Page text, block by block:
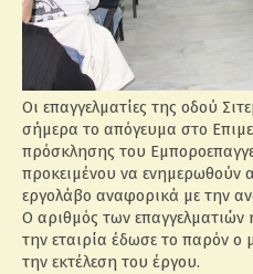
Οι επαγγελματίες της οδού
σήμερα το απόγευμα στο
πρόσκλησης του
προκειμένου να ενημερωθούν
εργολάβο αναφορικά με την
Ο αριθμός των επαγγελματιών
την εταιρία έδωσε το παρόν ο
την εκτέλεση του έργου.